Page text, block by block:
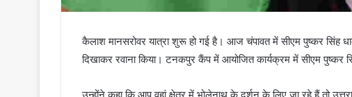
कैलाश मानसरोवर यात्रा शुरू हो गई है। आज चंपावत में सीएम पुष्कर सिंह
दिखाकर रवाना किया। टनकपुर कैंप में आयोजित कार्यक्रम में सीएम पुष्कर